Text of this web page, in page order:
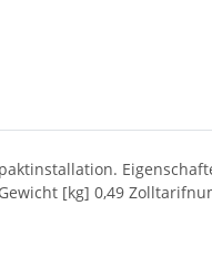
[kg] 0,49